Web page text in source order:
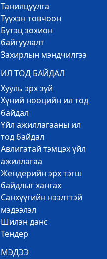
Танилцуулга
Түүхэн товчоон
Бүтэц зохион
байгуулалт
Захирлын мэндчилгээ
ИЛ ТОД БАЙДАЛ
Хууль эрх зүй
Хүний нөөцийн ил тод
байдал
Үйл ажиллагааны ил
тод байдал
Авлигатай тэмцэх үйл
ажиллагаа
Жендерийн эрх тэгш
байдлыг хангах
Санхүүгийн нээлттэй
мэдээлэл
Шилэн данс
Тендер
МЭДЭЭ